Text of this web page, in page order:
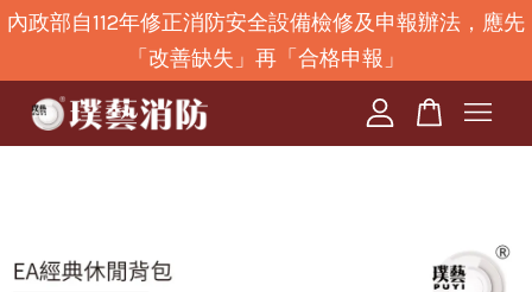
內政部自112年修正消防安全設備檢修及申報辦法，應先
「改善缺失」再「合格申報」
您的購物車目前還是空的。